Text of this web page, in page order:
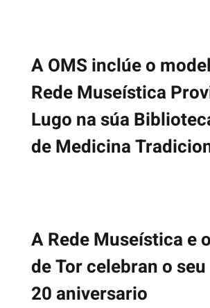
A OMS inclúe o
Rede Museística
Lugo na súa
de Medicina
A Rede Museística e
de Tor celebran o
20 aniversario